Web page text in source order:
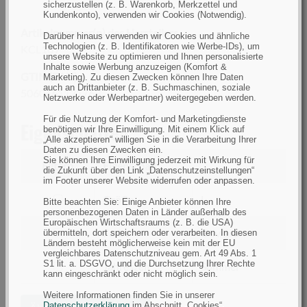
sicherzustellen (z. B. Warenkorb, Merkzettel und
Kundenkonto), verwenden wir Cookies (Notwendig).
Darüber hinaus verwenden wir Cookies und ähnliche
Technologien (z. B. Identifikatoren wie Werbe-IDs), um
unsere Website zu optimieren und Ihnen personalisierte
Inhalte sowie Werbung anzuzeigen (Komfort &
Marketing). Zu diesen Zwecken können Ihre Daten
auch an Drittanbieter (z. B. Suchmaschinen, soziale
Netzwerke oder Werbepartner) weitergegeben werden.
Für die Nutzung der Komfort- und Marketingdienste
benötigen wir Ihre Einwilligung. Mit einem Klick auf
„Alle akzeptieren“ willigen Sie in die Verarbeitung Ihrer
Daten zu diesen Zwecken ein.
Sie können Ihre Einwilligung jederzeit mit Wirkung für
die Zukunft über den Link „Datenschutzeinstellungen“
im Footer unserer Website widerrufen oder anpassen.
Bitte beachten Sie: Einige Anbieter können Ihre
personenbezogenen Daten in Länder außerhalb des
Europäischen Wirtschaftsraums (z. B. die USA)
übermitteln, dort speichern oder verarbeiten. In diesen
Ländern besteht möglicherweise kein mit der EU
vergleichbares Datenschutzniveau gem. Art 49 Abs. 1
S1 lit. a. DSGVO, und die Durchsetzung Ihrer Rechte
kann eingeschränkt oder nicht möglich sein.
Weitere Informationen finden Sie in unserer
Artikelnummer(n) des Herstellers
KCL189
GTIN (EAN):
5060461121763
Eigenschaften
Filtern Eigenschaft
filtern
nach
Größe
Größe L
filtern
nach
Farbe
Farbe Oliv/grün
filtern
Jahreszeit
Jahreszeit Sommer